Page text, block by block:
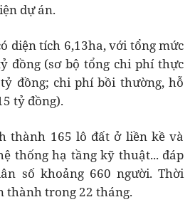
dự án.
diện tích 6,13ha, với tổng mức
đồng (sơ bộ tổng chi phí thực
đồng; chi phí bồi thường, hỗ
tỷ đồng).
thành 165 lô đất ở liền kề và
thống hạ tầng kỹ thuật... đáp
số khoảng 660 người. Thời
thành trong 22 tháng.